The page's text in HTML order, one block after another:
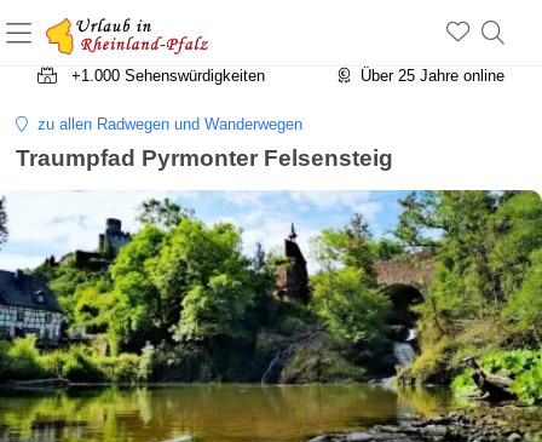
+1.500 Unterkünfte in Rheinland-Pfalz
+1.000 Sehenswürdigkeiten
Über 25 Jahre online
zu allen Radwegen und Wanderwegen
Traumpfad Pyrmonter Felsensteig